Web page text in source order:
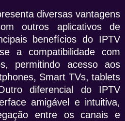
diversas vantagens
outros aplicativos de
benefícios do IPTV
a compatibilidade com
permitindo acesso aos
Smart TVs, tablets
diferencial do IPTV
amigável e intuitiva,
entre os canais e